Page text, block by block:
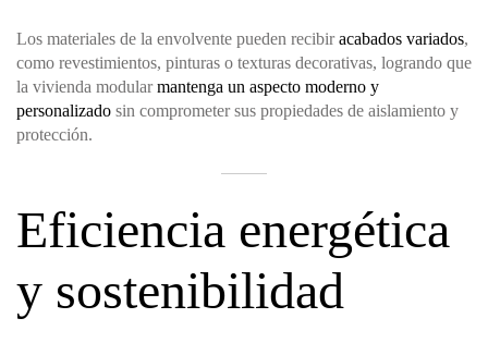
Los materiales de la envolvente pueden recibiracabados variados,
como revestimientos, pinturas o texturas decorativas, logrando que
la vivienda modularmantenga un aspecto moderno y
personalizado sin comprometer sus propiedades de aislamiento y
protección.
Eficiencia energética
y sostenibilidad